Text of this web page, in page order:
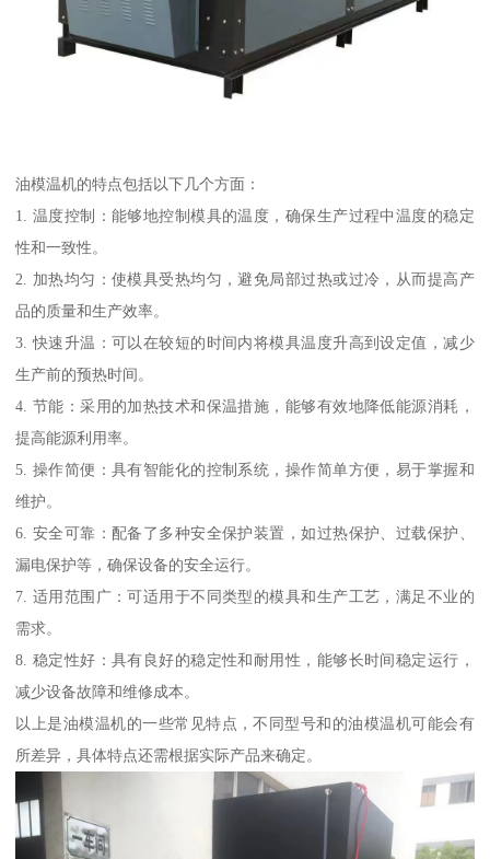
油模温机的特点包括以下几个方面：
1. 温度控制：能够地控制模具的温度，确保生产过程中温度的稳定
性和一致性。
2. 加热均匀：使模具受热均匀，避免局部过热或过冷，从而提高产
品的质量和生产效率。
3. 快速升温：可以在较短的时间内将模具温度升高到设定值，减少
生产前的预热时间。
4. 节能：采用的加热技术和保温措施，能够有效地降低能源消耗，
提高能源利用率。
5. 操作简便：具有智能化的控制系统，操作简单方便，易于掌握和
维护。
6. 安全可靠：配备了多种安全保护装置，如过热保护、过载保护、
漏电保护等，确保设备的安全运行。
7. 适用范围广：可适用于不同类型的模具和生产工艺，满足不业的
需求。
8. 稳定性好：具有良好的稳定性和耐用性，能够长时间稳定运行，
减少设备故障和维修成本。
以上是油模温机的一些常见特点，不同型号和的油模温机可能会有
所差异，具体特点还需根据实际产品来确定。